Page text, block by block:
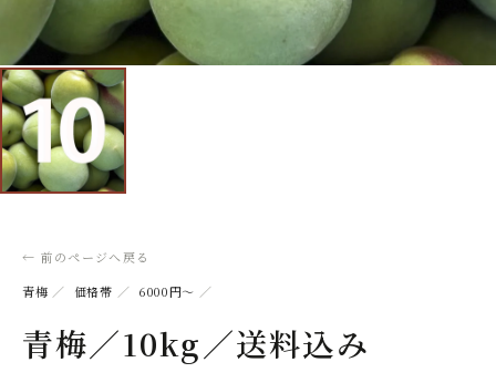
← 前のページへ戻る
青梅 ／ 価格帯 ／ 6000円～ ／
青梅／10kg／送料込み